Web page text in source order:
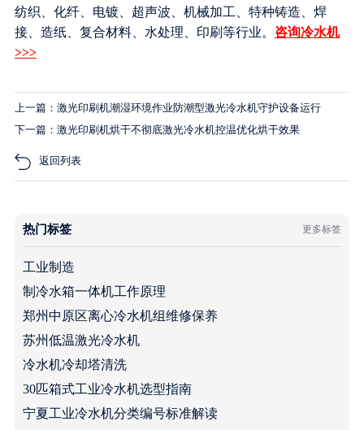
纺织、化纤、电镀、超声波、机械加工、特种铸造、焊
接、造纸、复合材料、水处理、印刷等行业。 咨询冷水机
>>>
上一篇：激光印刷机潮湿环境作业防潮型激光冷水机守护设备运行
下一篇：激光印刷机烘干不彻底激光冷水机控温优化烘干效果
返回列表
热门标签 更多标签
工业制造
制冷水箱一体机工作原理
郑州中原区离心冷水机组维修保养
苏州低温激光冷水机
冷水机冷却塔清洗
30匹箱式工业冷水机选型指南
宁夏工业冷水机分类编号标准解读